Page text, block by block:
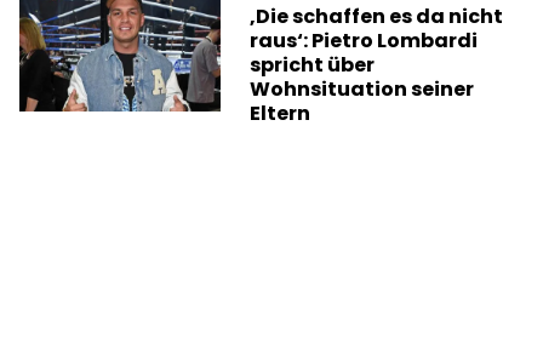
‚Die schaffen es da nicht
raus‘: Pietro Lombardi
spricht über
Wohnsituation seiner
Eltern